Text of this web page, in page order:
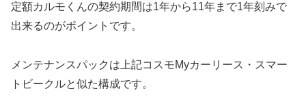
定額カルモくんの契約期間は1年から11年まで1年刻みで
出来るのがポイントです。
メンテナンスパックは上記コスモMyカーリース・スマー
トビークルと似た構成です。